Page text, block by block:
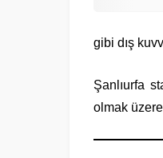
gibi dış
Şanlıurfa
olmak